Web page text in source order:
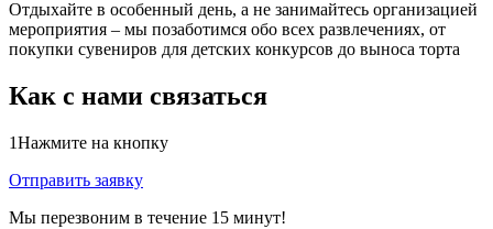
Отдыхайте в особенный день, а не занимайтесь организацией
мероприятия – мы позаботимся обо всех развлечениях, от
покупки сувениров для детских конкурсов до выноса торта
Как с нами связаться
1Нажмите на кнопку
Отправить заявку
Мы перезвоним в течение 15 минут!